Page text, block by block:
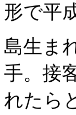
形で平
島生ま
手。接
れたら